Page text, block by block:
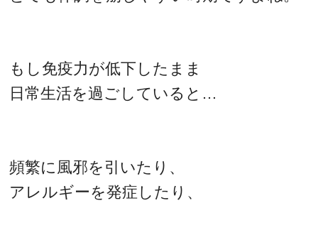
もし免疫力が低下したまま
日常生活を過ごしていると…
頻繁に風邪を引いたり、
アレルギーを発症したり、